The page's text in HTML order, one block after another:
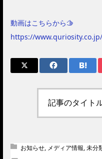
動画はこちらから🫱
https://
記事のタイト
お知らせ, メディア情報,未分